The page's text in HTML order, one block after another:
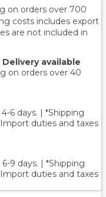
on orders over 700
costs includes export
are not included in
Delivery available
on orders over 40
6 days. | *Shipping
duties and taxes
9 days. | *Shipping
duties and taxes